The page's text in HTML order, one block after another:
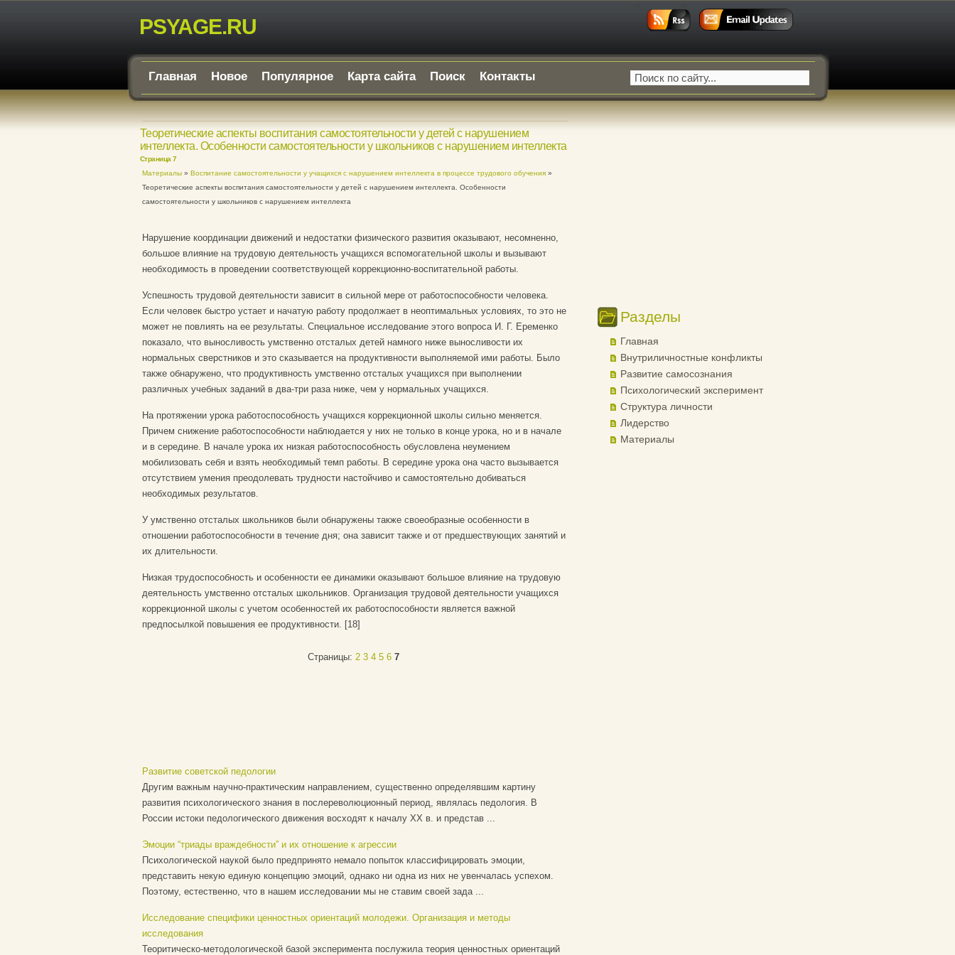
PSYAGE.RU
Главная Новое Популярное Карта сайта Поиск Контакты
Теоретические аспекты воспитания самостоятельности у детей с нарушением
интеллекта. Особенности самостоятельности у школьников с нарушением интеллекта
Страница 7
Материалы» Воспитание самостоятельности у учащихся с нарушением интеллекта в процессе трудового обучения»
Теоретические аспекты воспитания самостоятельности у детей с нарушением интеллекта. Особенности
самостоятельности у школьников с нарушением интеллекта
Нарушение координации движений и недостатки физического развития оказывают, несомненно,
большое влияние на трудовую деятельность учащихся вспомогательной школы и вызывают
необходимость в проведении соответствующей коррекционно-воспитательной работы.
Успешность трудовой деятельности зависит в сильной мере от работоспособности человека.
Если человек быстро устает и начатую работу продолжает в неоптимальных условиях, то это не
может не повлиять на ее результаты. Специальное исследование этого вопроса И. Г. Еременко
показало, что выносливость умственно отсталых детей намного ниже выносливости их
нормальных сверстников и это сказывается на продуктивности выполняемой ими работы. Было
также обнаружено, что продуктивность умственно отсталых учащихся при выполнении
различных учебных заданий в два-три раза ниже, чем у нормальных учащихся.
На протяжении урока работоспособность учащихся коррекционной школы сильно меняется.
Причем снижение работоспособности наблюдается у них не только в конце урока, но и в начале
и в середине. В начале урока их низкая работоспособность обусловлена неумением
мобилизовать себя и взять необходимый темп работы. В середине урока она часто вызывается
отсутствием умения преодолевать трудности настойчиво и самостоятельно добиваться
необходимых результатов.
У умственно отсталых школьников были обнаружены также своеобразные особенности в
отношении работоспособности в течение дня; она зависит также и от предшествующих занятий и
их длительности.
Низкая трудоспособность и особенности ее динамики оказывают большое влияние на трудовую
деятельность умственно отсталых школьников. Организация трудовой деятельности учащихся
коррекционной школы с учетом особенностей их работоспособности является важной
предпосылкой повышения ее продуктивности. [18]
Страницы: 2 3 4 5 6 7
Развитие советской педологии
Другим важным научно-практическим направлением, существенно определявшим картину
развития психологического знания в послереволюционный период, являлась педология. В
России истоки педологического движения восходят к началу XX в. и представ ...
Эмоции “триады враждебности” и их отношение к агрессии
Психологической наукой было предпринято немало попыток классифицировать эмоции,
представить некую единую концепцию эмоций, однако ни одна из них не увенчалась успехом.
Поэтому, естественно, что в нашем исследовании мы не ставим своей зада ...
Исследование специфики ценностных ориентаций молодежи. Организация и методы
исследования
Теоритическо-методологической базой эксперимента послужила теория ценностных ориентаций
Разделы
Главная
Внутриличностные конфликты
Развитие самосознания
Психологический эксперимент
Структура личности
Лидерство
Материалы